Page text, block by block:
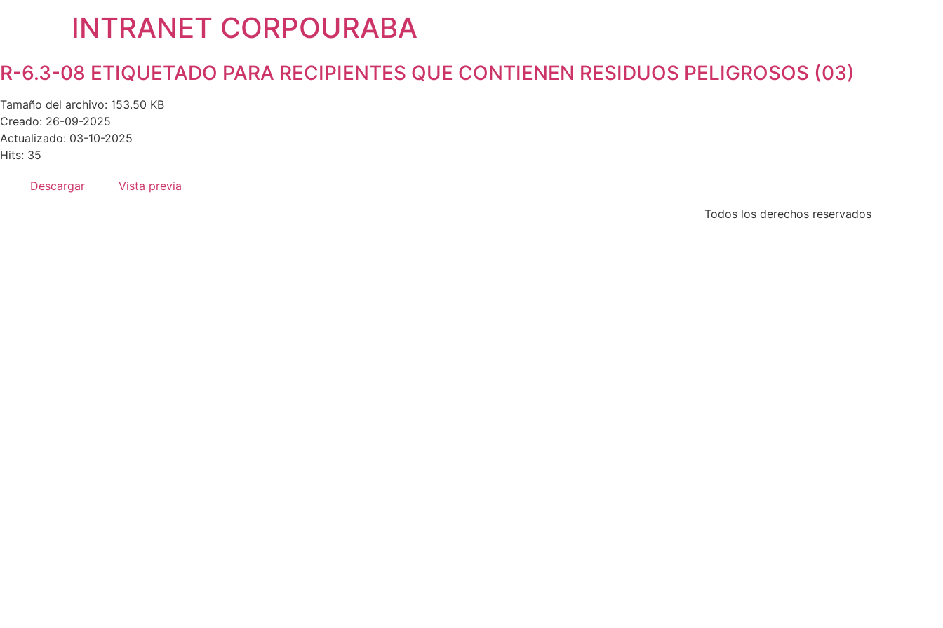
INTRANET CORPOURABA
R-6.3-08 ETIQUETADO PARA RECIPIENTES QUE CONTIENEN RESIDUOS PELIGROSOS (03)
Tamaño del archivo: 153.50 KB
Creado: 26-09-2025
Actualizado: 03-10-2025
Hits: 35
Descargar
Vista previa
Todos los derechos reservados